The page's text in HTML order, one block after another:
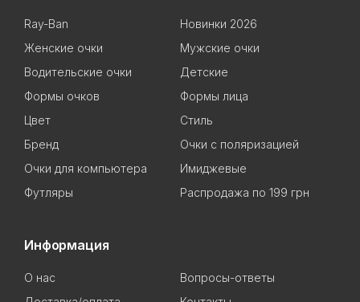
Ray-Ban
Новинки 2026
Женские очки
Мужские очки
Водительские очки
Детские
Формы очков
Формы лица
Цвет
Стиль
Бренд
Очки с поляризацией
Очки для компьютера
Имиджевые
Футляры
Распродажа по 199 грн
Информация
О нас
Вопросы-ответы